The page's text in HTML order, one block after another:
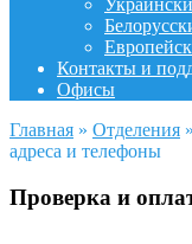
Контакты и
Офисы
Главная » Отделения »
адреса и телефоны
Проверка и